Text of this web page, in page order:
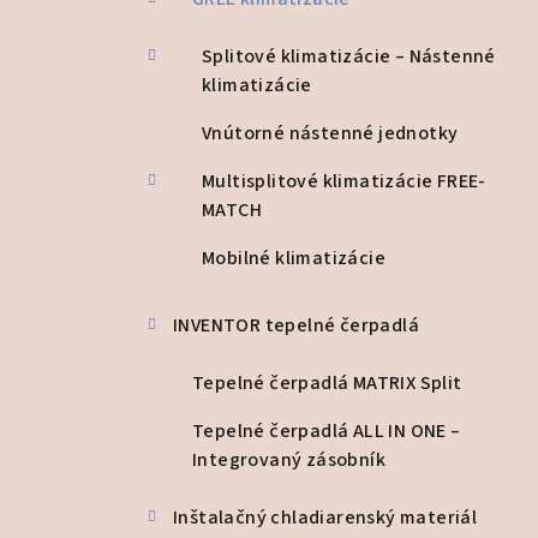
Splitové klimatizácie – Nástenné
klimatizácie
Vnútorné nástenné jednotky
Multisplitové klimatizácie FREE-
MATCH
Mobilné klimatizácie
INVENTOR tepelné čerpadlá
Tepelné čerpadlá MATRIX Split
Tepelné čerpadlá ALL IN ONE –
Integrovaný zásobník
Inštalačný chladiarenský materiál